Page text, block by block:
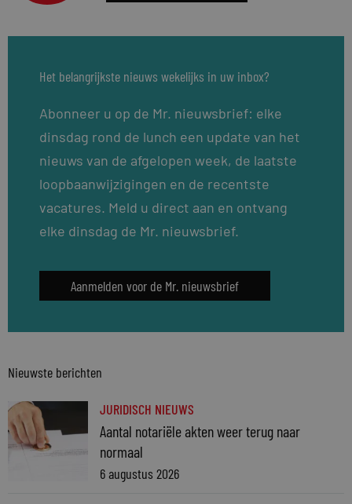
Het belangrijkste nieuws wekelijks in uw inbox?
Abonneer u op de Mr. nieuwsbrief: elke
dinsdag rond de lunch een update van het
nieuws van de afgelopen week, de laatste
loopbaanwijzigingen en de recentste
vacatures. Meld u direct aan en ontvang
elke dinsdag de Mr. nieuwsbrief.
Aanmelden voor de Mr. nieuwsbrief
Nieuwste berichten
JURIDISCH NIEUWS
Aantal notariële akten weer terug naar
normaal
6 augustus 2026